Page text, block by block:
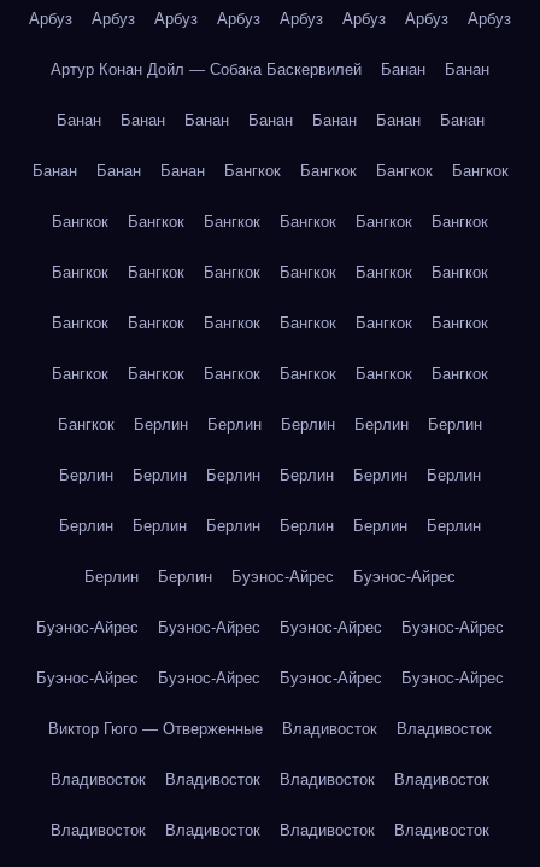
Арбуз Арбуз Арбуз Арбуз Арбуз Арбуз Арбуз Арбуз
Артур Конан Дойл — Собака Баскервилей Банан Банан
Банан Банан Банан Банан Банан Банан Банан
Банан Банан Банан Бангкок Бангкок Бангкок Бангкок
Бангкок Бангкок Бангкок Бангкок Бангкок Бангкок
Бангкок Бангкок Бангкок Бангкок Бангкок Бангкок
Бангкок Бангкок Бангкок Бангкок Бангкок Бангкок
Бангкок Бангкок Бангкок Бангкок Бангкок Бангкок
Бангкок Берлин Берлин Берлин Берлин Берлин
Берлин Берлин Берлин Берлин Берлин Берлин
Берлин Берлин Берлин Берлин Берлин Берлин
Берлин Берлин Буэнос-Айрес Буэнос-Айрес
Буэнос-Айрес Буэнос-Айрес Буэнос-Айрес Буэнос-Айрес
Буэнос-Айрес Буэнос-Айрес Буэнос-Айрес Буэнос-Айрес
Виктор Гюго — Отверженные Владивосток Владивосток
Владивосток Владивосток Владивосток Владивосток
Владивосток Владивосток Владивосток Владивосток